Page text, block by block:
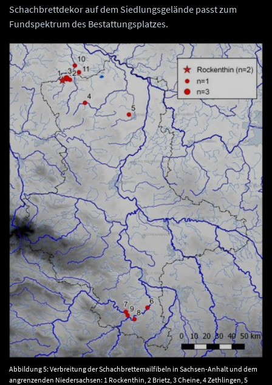
Schachbrettdekor auf dem Siedlungsgelände passt zum
Fundspektrum des Bestattungsplatzes.
Abbildung 5: Verbreitung der Schachbrettemailfibeln in Sachsen-Anhalt und dem
angrenzenden Niedersachsen: 1 Rockenthin, 2 Brietz, 3 Cheine, 4 Zethlingen, 5